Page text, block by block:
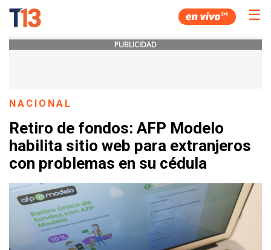
☰
PUBLICIDAD
NACIONAL
Retiro de fondos: AFP Modelo
habilita sitio web para extranjeros
con problemas en su cédula